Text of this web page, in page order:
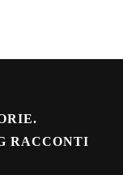
RACCONTI